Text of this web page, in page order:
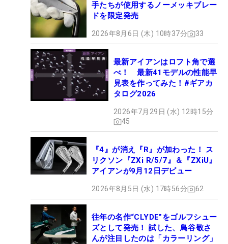
手たちが使用するノーメッキブレー
ドを限定発売
2026年8月6日 (木) 10時37分 33
最新アイアンはロフト角で選
べ！ 最新41モデルの性能早
見表を作ってみた！#ギアカ
タログ2026
2026年7月29日 (水) 12時15分
45
『4』が消え『R』が加わった！ ス
リクソン『ZXi R/5/7』＆『ZXiU』
アイアンが9月12日デビュー
2026年8月5日 (水) 17時56分 62
往年の名作“CLYDE”をゴルフシュー
ズとして発売！ 試した、鳥谷敬さ
んが注目したのは「カラーリング」